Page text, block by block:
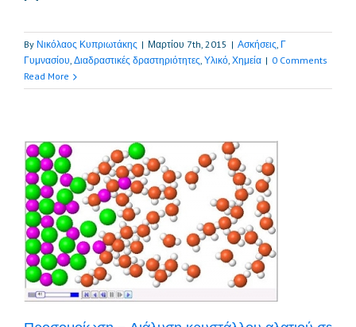
By Νικόλαος Κυπριωτάκης | Μαρτίου 7th, 2015 | Ασκήσεις, Γ
Γυμνασίου, Διαδραστικές δραστηριότητες, Υλικό, Χημεία | 0 Comments
Read More